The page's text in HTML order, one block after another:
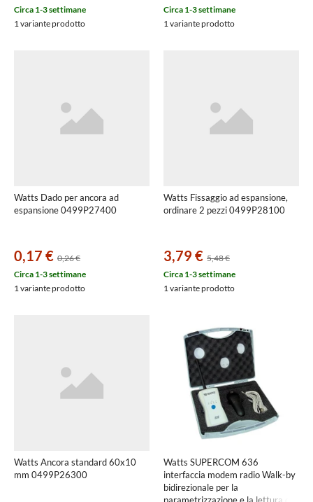
Circa 1-3 settimane
1 variante prodotto
Circa 1-3 settimane
1 variante prodotto
Watts Dado per ancora ad
espansione 0499P27400
0,17 € 0,26 €
Circa 1-3 settimane
1 variante prodotto
Watts Fissaggio ad espansione,
ordinare 2 pezzi 0499P28100
3,79 € 5,48 €
Circa 1-3 settimane
1 variante prodotto
Watts Ancora standard 60x10
mm 0499P26300
Watts SUPERCOM 636
interfaccia modem radio Walk-by
bidirezionale per la